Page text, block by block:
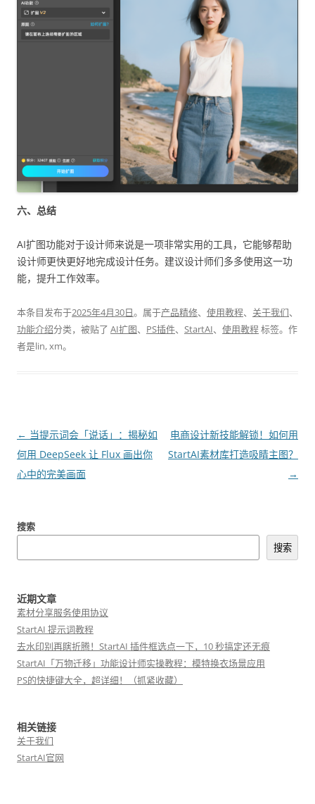
六、总结
AI扩图功能对于设计师来说是一项非常实用的工具，它能够帮助
设计师更快更好地完成设计任务。建议设计师们多多使用这一功
能，提升工作效率。
本条目发布于2025年4月30日。属于产品精修、 使用教程、 关于我们、
功能介绍分类，被贴了 AI扩图、 PS插件、 StartAI、 使用教程标签。 作
者是lin, xm。
文
章
导
← 当提示词会「说话」：揭秘如
何用 DeepSeek 让 Flux 画出你
心中的完美画面
电商设计新技能解锁！如何用
StartAI素材库打造吸睛主图？
→
搜索
搜索
近期文章
素材分享服务使用协议
StartAI 提示词教程
去水印别再瞎折腾！StartAI 插件框选点一下，10 秒搞定还无痕
StartAI「万物迁移」功能设计师实操教程：模特换衣场景应用
PS的快捷键大全，超详细！（抓紧收藏）
相关链接
关于我们
StartAI官网